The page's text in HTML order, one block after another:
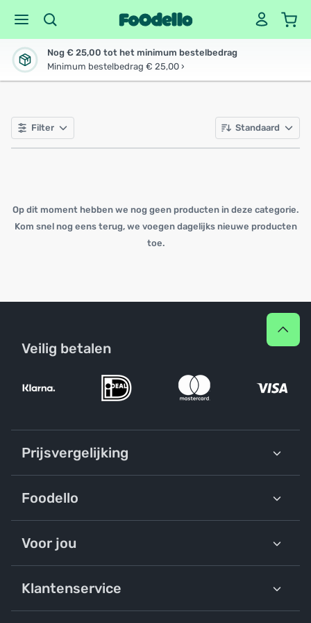
Nog € 25,00 tot het minimum bestelbedrag
Minimum bestelbedrag € 25,00 ›
Filter Standaard
Op dit moment hebben we nog geen producten in deze categorie.
Kom snel nog eens terug, we voegen dagelijks nieuwe producten
toe.
Veilig betalen
Prijsvergelijking
Foodello
Voor jou
Klantenservice